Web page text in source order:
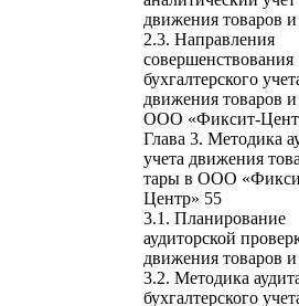
движения товаров
2.3. Направления
совершенствования
бухгалтерского
движения товаров
ООО «Фиксит-
Глава 3. Методика
учета движения
тары в ООО
Центр» 55
3.1. Планирование
аудиторской
движения товаров
3.2. Методика
бухгалтерского